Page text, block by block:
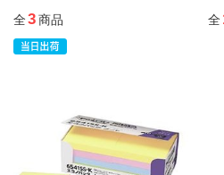
全3商品 全